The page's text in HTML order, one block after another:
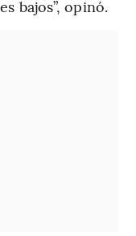
bajos”, opinó.